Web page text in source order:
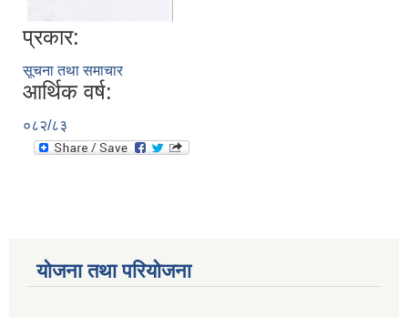
प्रकार:
सूचना तथा समाचार
आर्थिक वर्ष:
०८२/८३
योजना तथा परियोजना